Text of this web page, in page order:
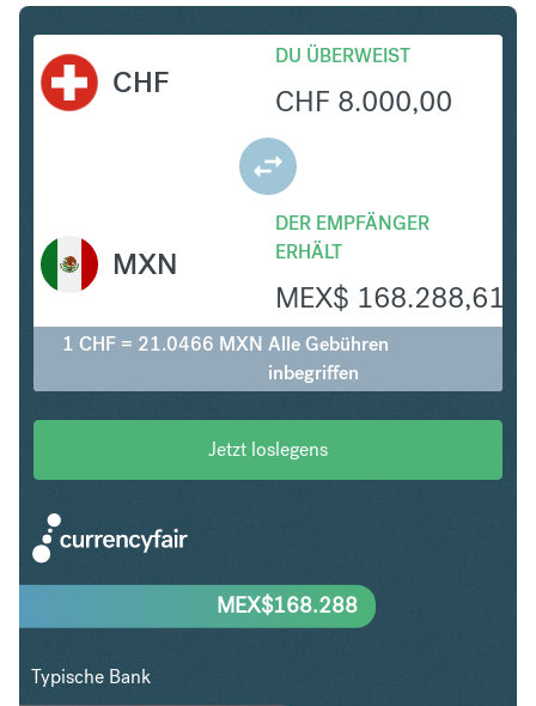
CHF
DU ÜBERWEIST
CHF 8.000,00
DER EMPFÄNGER
ERHÄLT
MEX$ 168.288,61
MXN
1 CHF = 21.0466 MXN Alle Gebühren
inbegriffen
Jetzt loslegens
MEX$168.288
Typische Bank